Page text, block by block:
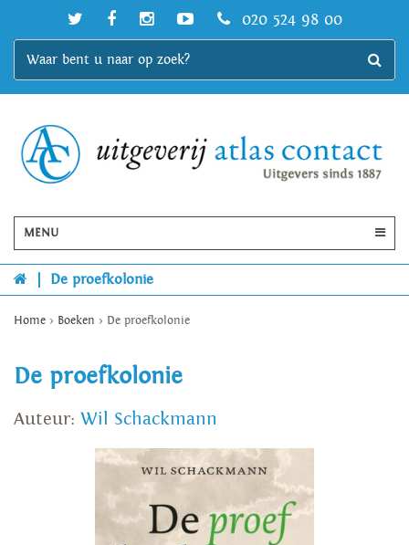
020 524 98 00
MENU
De proefkolonie
Home > Boeken > De proefkolonie
De proefkolonie
Auteur: Wil Schackmann